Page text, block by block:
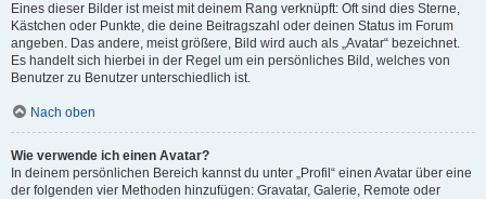
Eines dieser Bilder ist meist mit deinem Rang verknüpft: Oft sind dies Sterne,
Kästchen oder Punkte, die deine Beitragszahl oder deinen Status im Forum
angeben. Das andere, meist größere, Bild wird auch als „Avatar“ bezeichnet.
Es handelt sich hierbei in der Regel um ein persönliches Bild, welches von
Benutzer zu Benutzer unterschiedlich ist.
Nach oben
Wie verwende ich einen Avatar?
In deinem persönlichen Bereich kannst du unter „Profil“ einen Avatar über eine
der folgenden vier Methoden hinzufügen: Gravatar, Galerie, Remote oder